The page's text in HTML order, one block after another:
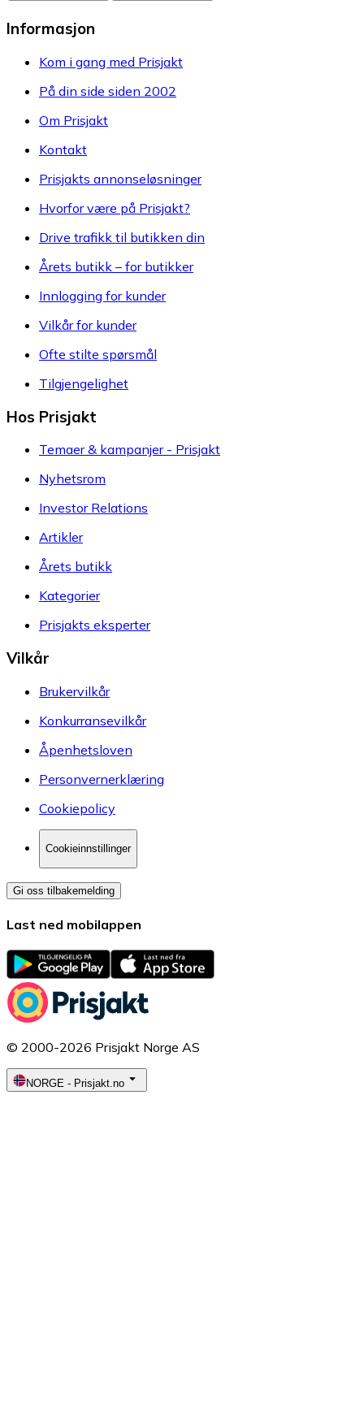
Informasjon
Kom i gang med Prisjakt
På din side siden 2002
Om Prisjakt
Kontakt
Prisjakts annonseløsninger
Hvorfor være på Prisjakt?
Drive trafikk til butikken din
Årets butikk – for butikker
Innlogging for kunder
Vilkår for kunder
Ofte stilte spørsmål
Tilgjengelighet
Hos Prisjakt
Temaer & kampanjer - Prisjakt
Nyhetsrom
Investor Relations
Artikler
Årets butikk
Kategorier
Prisjakts eksperter
Vilkår
Brukervilkår
Konkurransevilkår
Åpenhetsloven
Personvernerklæring
Cookiepolicy
Cookieinnstillinger
Gi oss tilbakemelding
Last ned mobilappen
© 2000-2026 Prisjakt Norge AS
NORGE - Prisjakt.no